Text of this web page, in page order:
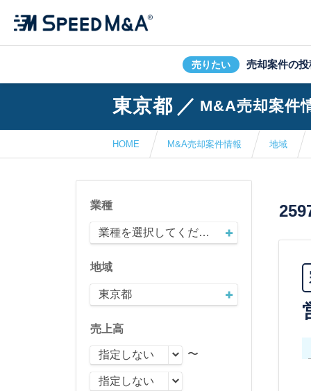
売りたい 売却案件の投
東京都 ／ M&A売却案件
HOME M&A売却案件情報 地域
業種
業種を選択してください
地域
東京都
売上高
〜